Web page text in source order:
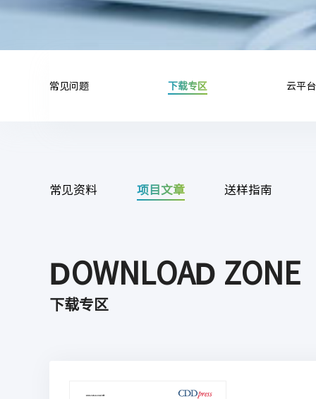
常见问题 下载专区 云平台
常见资料 项目文章 送样指南
DOWNLOAD ZONE
下载专区